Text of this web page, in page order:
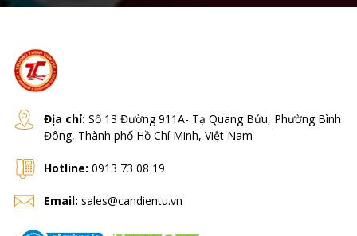
Địa chỉ: Số 13 Đường 911A- Tạ Quang Bửu, Phường Bình
Đông, Thành phố Hồ Chí Minh, Việt Nam
Hotline: 0913 73 08 19
Email: sales@candientu.vn